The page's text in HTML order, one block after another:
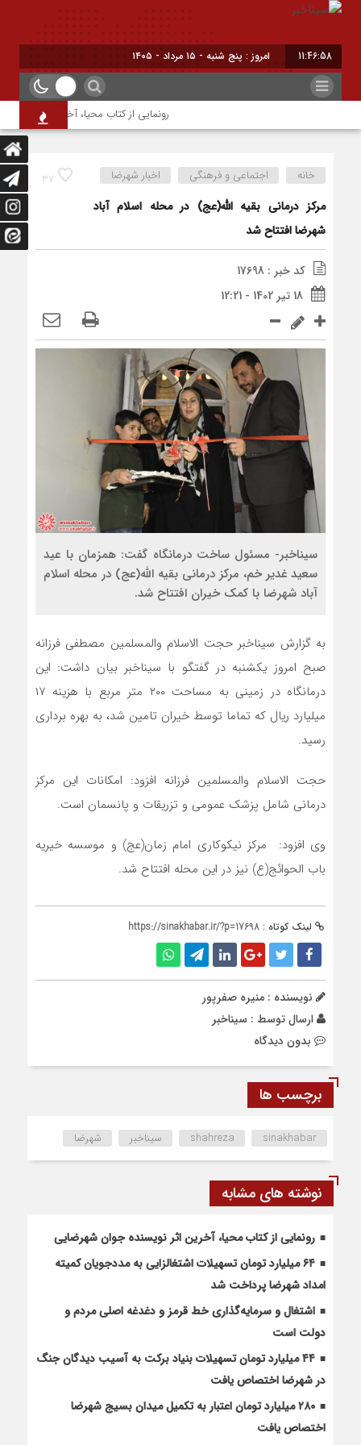
11:46:58 امروز : پنج شنبه - ۱۵ مرداد - ۱۴۰۵
رونمایی از کتاب محیا، آخرین اثر
37 خانه اجتماعی و فرهنگی اخبار شهرضا
مرکز درمانی بقیه الله(عج) در محله اسلام آباد
شهرضا افتتاح شد
کد خبر : 17698
18 تیر 1402 - 12:21
سیناخبر- مسئول ساخت درمانگاه گفت: همزمان با عید
سعید غدیر خم، مرکز درمانی بقیه الله(عج) در محله اسلام
آباد شهرضا با کمک خیران افتتاح شد.
به گزارش سیناخبر حجت الاسلام والمسلمین مصطفی فرزانه
صبح امروز یکشنبه در گفتگو با سیناخبر بیان داشت: این
درمانگاه در زمینی به مساحت ۲۰۰ متر مربع با هزینه ۱۷
میلیارد ریال که تماما توسط خیران تامین شد، به بهره برداری
رسید.
حجت الاسلام والمسلمین فرزانه افزود: امکانات این مرکز
درمانی شامل پزشک عمومی و تزریقات و پانسمان است.
وی افزود: مرکز نیکوکاری امام زمان(عج) و موسسه خیریه
باب الحوائج(ع) نیز در این محله افتتاح شد.
لینک کوتاه : https://sinakhabar.ir/?p=17698
نویسنده : منیره صفرپور
ارسال توسط : سیناخبر
بدون دیدگاه
برچسب ها
shahreza sinakhabar سیناخبر شهرضا
نوشته های مشابه
رونمایی از کتاب محیا، آخرین اثر نویسنده جوان شهرضایی
۶۴ میلیارد تومان تسهیلات اشتغالزایی به مددجویان کمیته
امداد شهرضا پرداخت شد
اشتغال و سرمایه‌گذاری خط قرمز و دغدغه اصلی مردم و
دولت است
۴۴ میلیارد تومان تسهیلات بنیاد برکت به آسیب دیدگان جنگ
در شهرضا اختصاص یافت
۲۸۰ میلیارد تومان اعتبار به تکمیل میدان بسیج شهرضا
اختصاص یافت